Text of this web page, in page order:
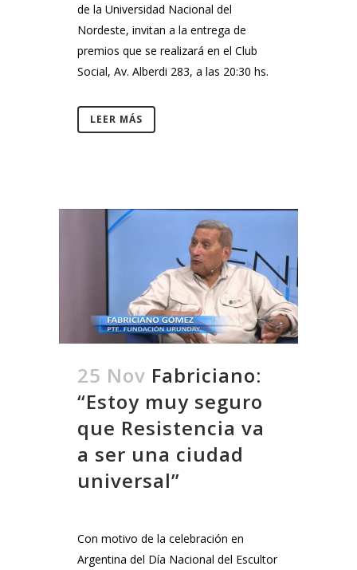
de la Universidad Nacional del
Nordeste, invitan a la entrega de
premios que se realizará en el Club
Social, Av. Alberdi 283, a las 20:30 hs.
LEER MÁS
25 Nov Fabriciano:
“Estoy muy seguro
que Resistencia va
a ser una ciudad
universal”
Con motivo de la celebración en
Argentina del Día Nacional del Escultor